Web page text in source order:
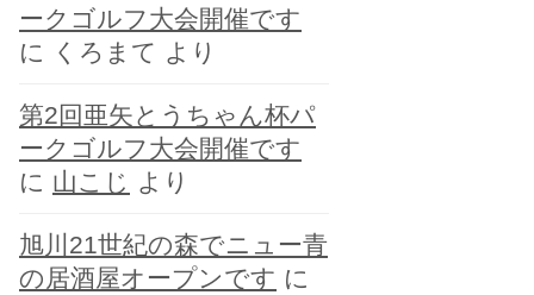
ークゴルフ大会開催です
に
くろまて より
第2回亜矢とうちゃん杯パ
ークゴルフ大会開催です
に 山こじ より
旭川21世紀の森でニュー青
の居酒屋オープンです に